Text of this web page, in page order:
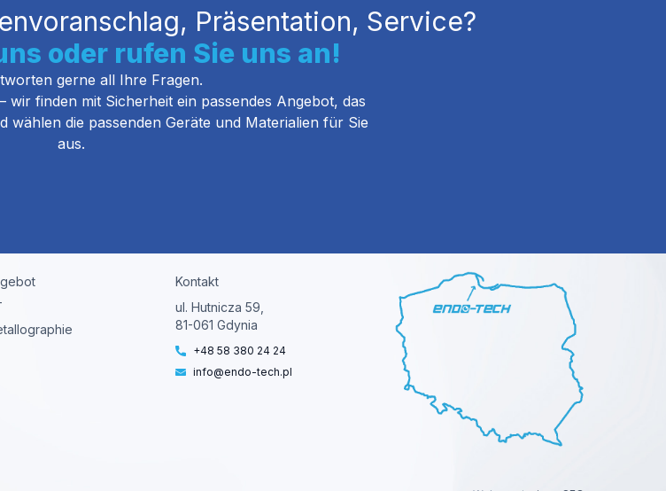
Präsentation, Service?
oder rufen Sie uns an!
gerne all Ihre Fragen.
wir finden mit Sicherheit ein passendes Angebot, das
die passenden Geräte und Materialien für Sie
aus.
Kontakt
ul. Hutnicza 59,
81-061 Gdynia
+48 58 380 24 24
info@endo-tech.pl